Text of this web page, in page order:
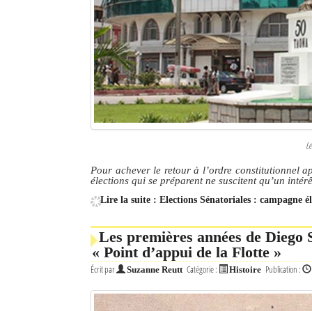
Pour achever le retour à l’ordre constitutionnel
élections qui se préparent ne suscitent qu’un
Lire la suite : Elections Sénatoriales : campagne
Les premières années de Diego
« Point d’appui de la Flotte »
Écrit par Suzanne Reutt Catégorie : Histoire Publication :